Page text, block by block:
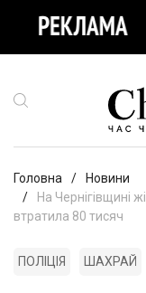
Головна
Новини
На Чернігівщині
втратила 80 тисяч
ПОЛІЦІЯ ШАХРАЙ